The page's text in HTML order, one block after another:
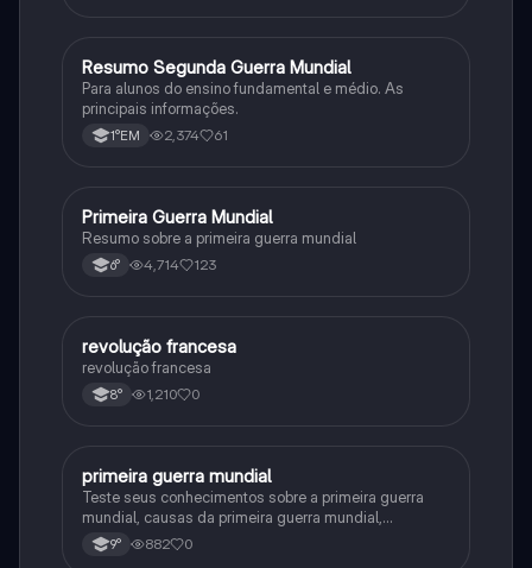
História
Resumo Segunda Guerra Mundial
Para alunos do ensino fundamental e médio. As
principais informações.
1°EM 2,374 61
História
Primeira Guerra Mundial
Resumo sobre a primeira guerra mundial
6° 4,714 123
História
revolução francesa
revolução francesa
8° 1,210 0
História
primeira guerra mundial
Teste seus conhecimentos sobre a primeira guerra
mundial, causas da primeira guerra mundial,
consequências da Primeira Guerra Mundial,fases da
primeira guerra mundial
9° 882 0